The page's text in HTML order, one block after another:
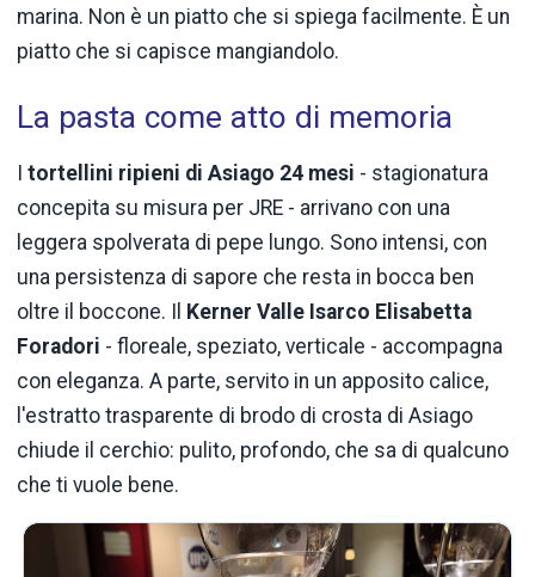
marina. Non è un piatto che si spiega facilmente. È un
piatto che si capisce mangiandolo.
La pasta come atto di memoria
I tortellini ripieni di Asiago 24 mesi - stagionatura
concepita su misura per JRE - arrivano con una
leggera spolverata di pepe lungo. Sono intensi, con
una persistenza di sapore che resta in bocca ben
oltre il boccone. Il Kerner Valle Isarco Elisabetta
Foradori - floreale, speziato, verticale - accompagna
con eleganza. A parte, servito in un apposito calice,
l'estratto trasparente di brodo di crosta di Asiago
chiude il cerchio: pulito, profondo, che sa di qualcuno
che ti vuole bene.